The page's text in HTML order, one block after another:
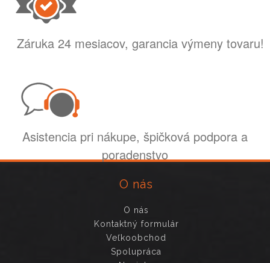
Záruka 24 mesiacov, garancia výmeny tovaru!
Asistencia pri nákupe, špičková podpora a
poradenstvo
O nás
O nás
Kontaktný formulár
Veľkoobchod
Spolupráca